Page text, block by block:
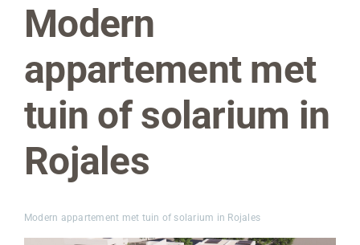
Wonen in Spanje
Webinar
Over CasaCoach
Bekijk
grotere
Modern
appartement met
tuin of solarium in
Rojales
Modern appartement met tuin of solarium in Rojales